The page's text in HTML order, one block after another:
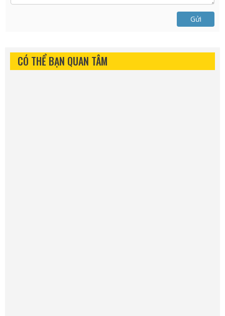
Gửi
CÓ THỂ BẠN QUAN TÂM